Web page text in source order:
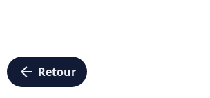
arrow_left Retour